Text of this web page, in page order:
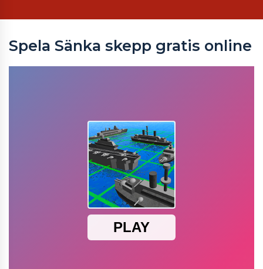
Spela Sänka skepp gratis online